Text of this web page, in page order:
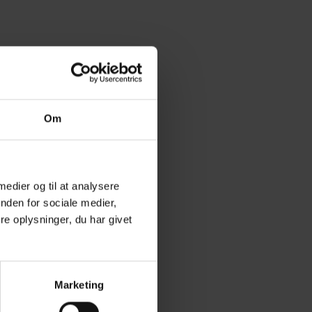
Om
og til at analysere
for sociale medier,
oplysninger, du har givet
Marketing